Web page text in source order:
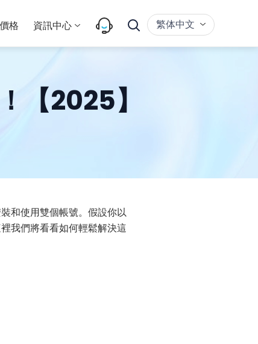
價格 資訊中心 繁体中文
【2025】
和使用雙個帳號。假設你以
我們將看看如何輕鬆解決這